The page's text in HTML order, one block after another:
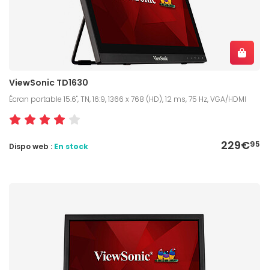
ViewSonic TD1630
Écran portable 15.6", TN, 16:9, 1366 x 768 (HD), 12 ms, 75 Hz, VGA/HDMI
229€95
Dispo web : En stock